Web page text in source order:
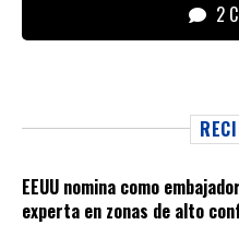
2
EEUU nomina como
experta en zonas de alto